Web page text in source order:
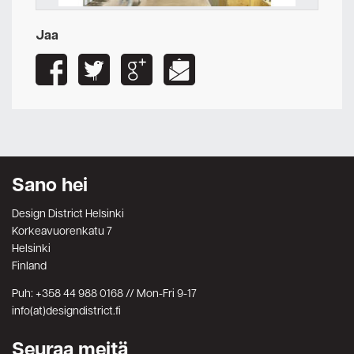
Jaa
Sano hei
Design District Helsinki
Korkeavuorenkatu 7
Helsinki
Finland
Puh: +358 44 988 0168 // Mon-Fri 9-17
info(at)designdistrict.fi